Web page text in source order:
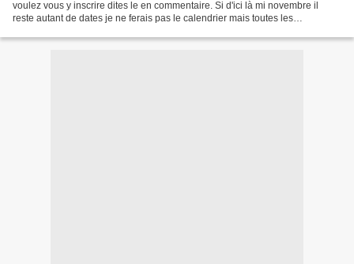
voulez vous y inscrire dites le en commentaire. Si d'ici là mi novembre il
reste autant de dates je ne ferais pas le calendrier mais toutes les